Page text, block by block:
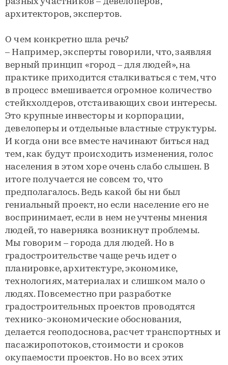
архитекторов, экспертов.
О чем конкретно шла речь?
– Например, эксперты говорили, что, заявляя
верный принцип «город – для людей», на
практике приходится сталкиваться с тем, что
в процесс вмешивается огромное количество
стейкхолдеров, отстаивающих свои интересы.
Это крупные инвесторы и корпорации,
девелоперы и отдельные властные структуры.
И когда они все вместе начинают биться над
тем, как будут происходить изменения, голос
населения в этом хоре очень слабо слышен. В
итоге получается не совсем то, что
предполагалось. Ведь какой бы ни был
гениальный проект, но если население его не
воспринимает, если в нем не учтены мнения
людей, то наверняка возникнут проблемы.
Мы говорим – города для людей. Но в
градостроительстве чаще речь идет о
планировке, архитектуре, экономике,
технологиях, материалах и слишком мало о
людях. Повсеместно при разработке
градостроительных проектов проводятся
технико-экономические обоснования,
делается геоподоснова, расчет транспортных и
пасажиропотоков, стоимости и сроков
окупаемости проектов. Но во всех этих